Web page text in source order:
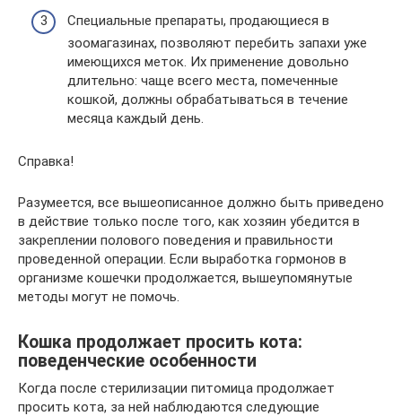
Специальные препараты, продающиеся в
зоомагазинах, позволяют перебить запахи уже
имеющихся меток. Их применение довольно
длительно: чаще всего места, помеченные
кошкой, должны обрабатываться в течение
месяца каждый день.
Справка!
Разумеется, все вышеописанное должно быть приведено
в действие только после того, как хозяин убедится в
закреплении полового поведения и правильности
проведенной операции. Если выработка гормонов в
организме кошечки продолжается, вышеупомянутые
методы могут не помочь.
Кошка продолжает просить кота:
поведенческие особенности
Когда после стерилизации питомица продолжает
просить кота, за ней наблюдаются следующие